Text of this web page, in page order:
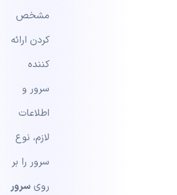
مشخص
کردن ارائه
کننده
سرور و
اطلاعات
لازم، نوع
سرور را بر
روی سرور